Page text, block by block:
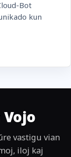
Bot
kun
vastigu vian
iloj kaj